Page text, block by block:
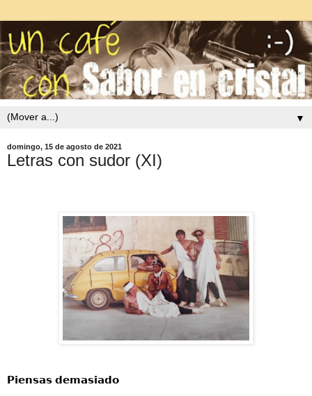
▼
domingo, 15 de agosto de 2021
Letras con sudor (XI)
𝗣𝗶𝗲𝗻𝘀𝗮𝘀 𝗱𝗲𝗺𝗮𝘀𝗶𝗮𝗱𝗼